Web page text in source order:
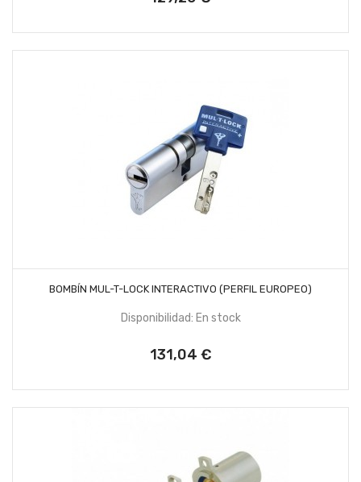
AÑADIR AL CARRITO
BOMBÍN MUL-T-LOCK INTERACTIVO (PERFIL EUROPEO)
Disponibilidad: En stock
Precio
131,04 €